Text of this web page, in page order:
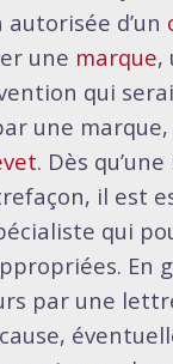
d’un
une marque,
qui
une
. Dès
il est
qui
En
par une